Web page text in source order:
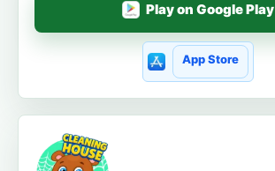
Play on Google Play
App Store